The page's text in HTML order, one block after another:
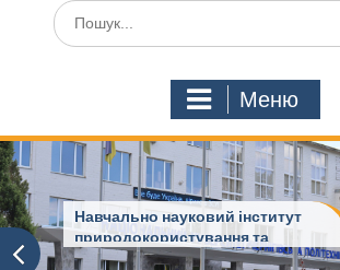
Шукати:
Меню
Навчально науковий інститут
природокористування та
гуманітарних наук